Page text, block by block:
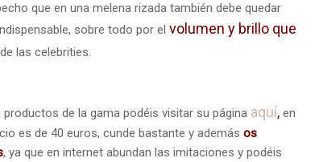
que en una melena rizada también debe quedar
sobre todo por el volumen y brillo que
las celebrities.
de la gama podéis visitar su página aquí, en
es de 40 euros, cunde bastante y además os
, ya que en internet abundan las imitaciones y podéis